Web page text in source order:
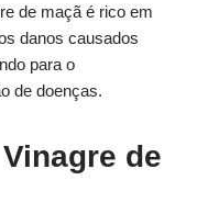
de maçã é rico em
danos causados
para o
de doenças.
de